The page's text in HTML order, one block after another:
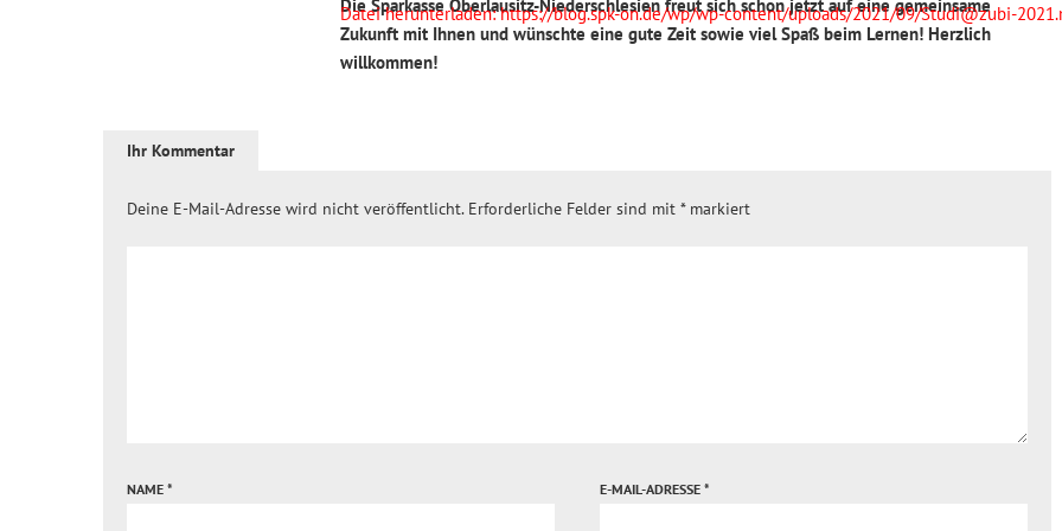
Datei herunterladen: https://blog.spk-on.de/wp/wp-content/uploads/2021/09/Studi@zubi-
Die Sparkasse Oberlausitz-Niederschlesien freut sich schon jetzt auf eine gemeinsame
Zukunft mit Ihnen und wünschte eine gute Zeit sowie viel Spaß beim Lernen! Herzlich
willkommen!
Ihr Kommentar
Deine E-Mail-Adresse wird nicht veröffentlicht. Erforderliche Felder sind mit *markiert
NAME * E-MAIL-ADRESSE *